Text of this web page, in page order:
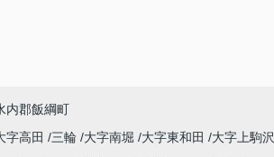
内郡飯綱町
字高田 三輪 大字南堀 大字東和田 大字上駒沢